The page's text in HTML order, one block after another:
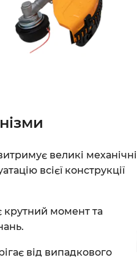
великі механічні
всієї конструкції
момент та
від випадкового